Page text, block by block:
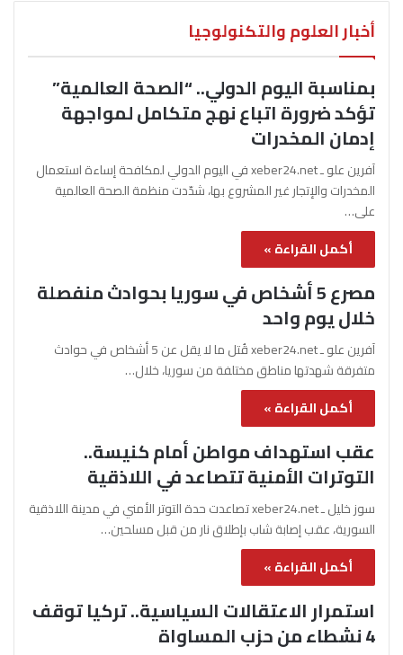
أخبار العلوم والتكنولوجيا
بمناسبة اليوم الدولي.. “الصحة العالمية”
تؤكد ضرورة اتباع نهج متكامل لمواجهة
إدمان المخدرات
آفرين علو ـ xeber24.net في اليوم الدولي لمكافحة إساءة استعمال
المخدرات والإتجار غير المشروع بها، شدّدت منظمة الصحة العالمية
على…
أكمل القراءة »
مصرع 5 أشخاص في سوريا بحوادث منفصلة
خلال يوم واحد
آفرين علو ـ xeber24.net قُتل ما لا يقل عن 5 أشخاص في حوادث
متفرقة شهدتها مناطق مختلفة من سوريا، خلال…
أكمل القراءة »
عقب استهداف مواطن أمام كنيسة..
التوترات الأمنية تتصاعد في اللاذقية
سوز خليل ـ xeber24.net تصاعدت حدة التوتر الأمني في مدينة اللاذقية
السورية، عقب إصابة شاب بإطلاق نار من قبل مسلحين…
أكمل القراءة »
استمرار الاعتقالات السياسية.. تركيا توقف
4 نشطاء من حزب المساواة